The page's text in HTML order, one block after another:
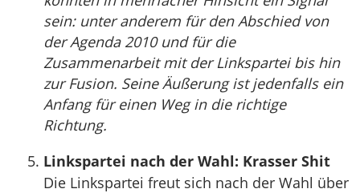
sein: unter anderem für den Abschied von
der Agenda 2010 und für die
Zusammenarbeit mit der Linkspartei bis hin
zur Fusion. Seine Äußerung ist jedenfalls ein
Anfang für einen Weg in die richtige
Richtung.
Linkspartei nach der Wahl: Krasser Shit
Die Linkspartei freut sich nach der Wahl über